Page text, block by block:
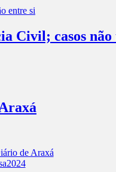
Civil; casos